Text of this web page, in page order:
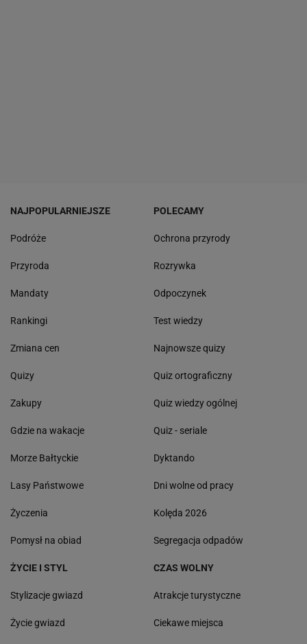
NAJPOPULARNIEJSZE
Podróże
Przyroda
Mandaty
Rankingi
Zmiana cen
Quizy
Zakupy
Gdzie na wakacje
Morze Bałtyckie
Lasy Państwowe
Życzenia
Pomysł na obiad
POLECAMY
Ochrona przyrody
Rozrywka
Odpoczynek
Test wiedzy
Najnowsze quizy
Quiz ortograficzny
Quiz wiedzy ogólnej
Quiz - seriale
Dyktando
Dni wolne od pracy
Kolęda 2026
Segregacja odpadów
ŻYCIE I STYL
Stylizacje gwiazd
Życie gwiazd
CZAS WOLNY
Atrakcje turystyczne
Ciekawe miejsca